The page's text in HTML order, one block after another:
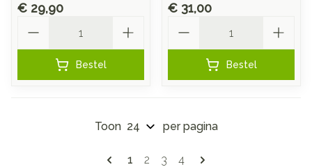
€ 29,90
Bestel
€ 31,00
Bestel
Pagina's
U lees momenteel pagina
1 Pagina
2 Pagina
3 Pagina
4
Toon per pagina